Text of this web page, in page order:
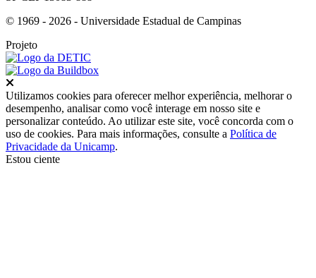
© 1969 - 2026 - Universidade Estadual de Campinas
Projeto
Utilizamos cookies para oferecer melhor experiência, melhorar o
desempenho, analisar como você interage em nosso site e
personalizar conteúdo. Ao utilizar este site, você concorda com o
uso de cookies. Para mais informações, consulte a Política de
Privacidade da Unicamp.
Estou ciente